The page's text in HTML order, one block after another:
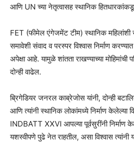
आणि UN च्या नेतृत्वासह स्थानिक
FET (फीमेल एंगेजमेंट टीम) स्थानिक महिलांशी
समावेशी संवाद व परस्पर विश्वास निर्माण
अपेक्षा आहे. यामुळे शांतता राखण्याच्या मोहिमांची
दोन्ही वाढेल.
ब्रिगेडियर जनरल काब्रेजोस यांनी, दोन्ही
आणि त्यांनी स्थानिक लोकांमध्ये निर्माण केलेल्या
INDBATT XXVI आपल्या पूर्वसुरींनी निर्माण
यशस्वीपणे पुढे नेत राहतील, असा विश्वास त्यांनी